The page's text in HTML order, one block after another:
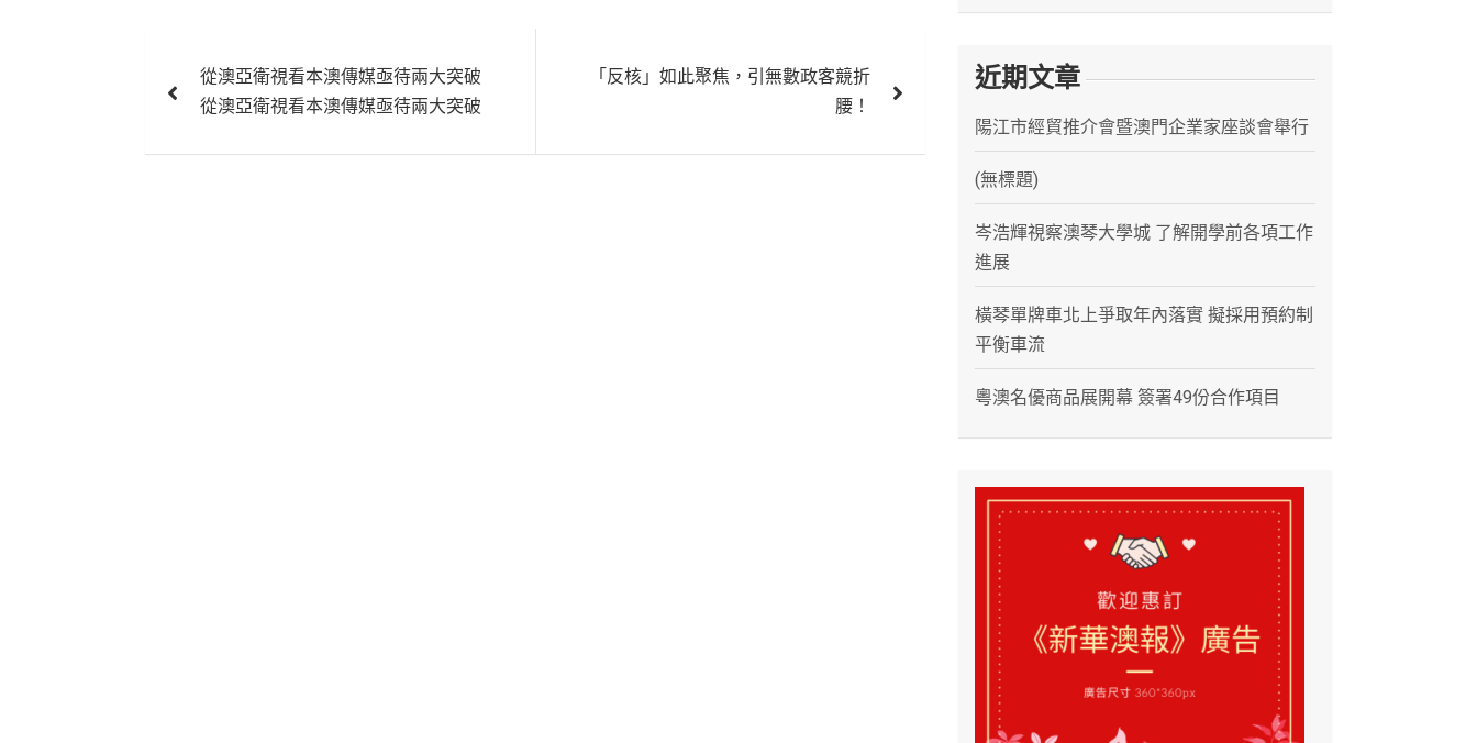
章
從澳亞衛視看本澳傳媒亟待兩大突破
從澳亞衛視看本澳傳媒亟待兩大突破
「反核」如此聚焦，引無數政客競折
腰！
近期文章
陽江市經貿推介會暨澳門企業家座談會舉行
(無標題)
岑浩輝視察澳琴大學城 了解開學前各項工作
進展
橫琴單牌車北上爭取年內落實 擬採用預約制
平衡車流
粵澳名優商品展開幕 簽署49份合作項目